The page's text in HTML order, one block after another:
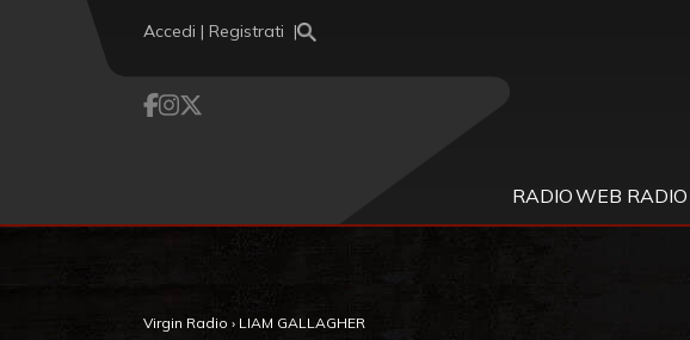
Accedi | Registrati
RADIOWEB RADIO
Virgin Radio › LIAM GALLAGHER